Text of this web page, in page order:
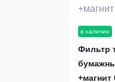
в наличии
Фильтр
+магнит